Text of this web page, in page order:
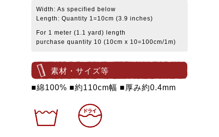
Width: As specified below
Length: Quantity 1=10cm (3.9 inches)
For 1 meter (1.1 yard) length
purchase quantity 10 (10cm x 10=100cm/1m)
素材・サイズ等
■綿100% ■約110cm幅 ■厚み約0.4mm